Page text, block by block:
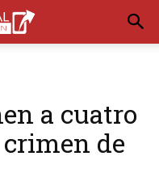
a cuatro
de